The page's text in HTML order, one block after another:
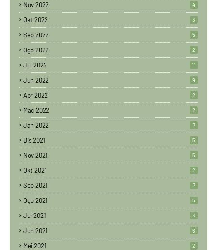
Nov 2022 4
Okt 2022 3
Sep 2022 5
Ogo 2022 2
Jul 2022 11
Jun 2022 9
Apr 2022 2
Mac 2022 2
Jan 2022 7
Dis 2021 5
Nov 2021 5
Okt 2021 2
Sep 2021 7
Ogo 2021 5
Jul 2021 3
Jun 2021 6
Mei 2021 2